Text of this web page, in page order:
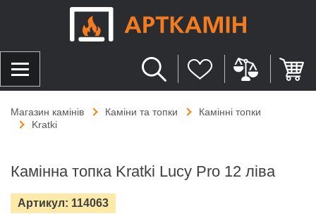
Магазин камінів Каміни та топки
Камінні топки
Kratki
Камінна топка Kratki Lucy Pro 12 ліва
Артикул: 114063